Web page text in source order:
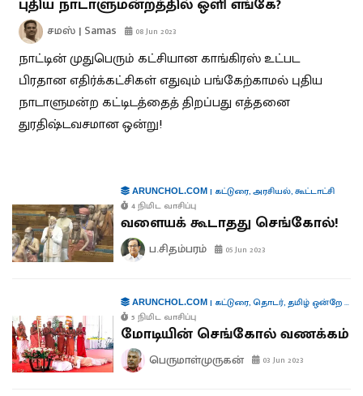
புதிய நாடாளுமன்றத்தில் ஒளி எங்கே?
சமஸ் | Samas 08 Jun 2023
நாட்டின் முதுபெரும் கட்சியான காங்கிரஸ் உட்பட
பிரதான எதிர்க்கட்சிகள் எதுவும் பங்கேற்காமல் புதிய
நாடாளுமன்ற கட்டிடத்தைத் திறப்பது எத்தனை
துரதிஷ்டவசமான ஒன்று!
ARUNCHOL.COM| கட்டுரை,அரசியல்,கூட்டாட்சி
4 நிமிட வாசிப்பு
வளையக் கூடாதது செங்கோல்!
ப.சிதம்பரம் 05 Jun 2023
ARUNCHOL.COM| கட்டுரை,தொடர், தமிழ் ஒன்றே போதும்
5 நிமிட வாசிப்பு
மோடியின் செங்கோல் வணக்கம்
பெருமாள்முருகன் 03 Jun 2023